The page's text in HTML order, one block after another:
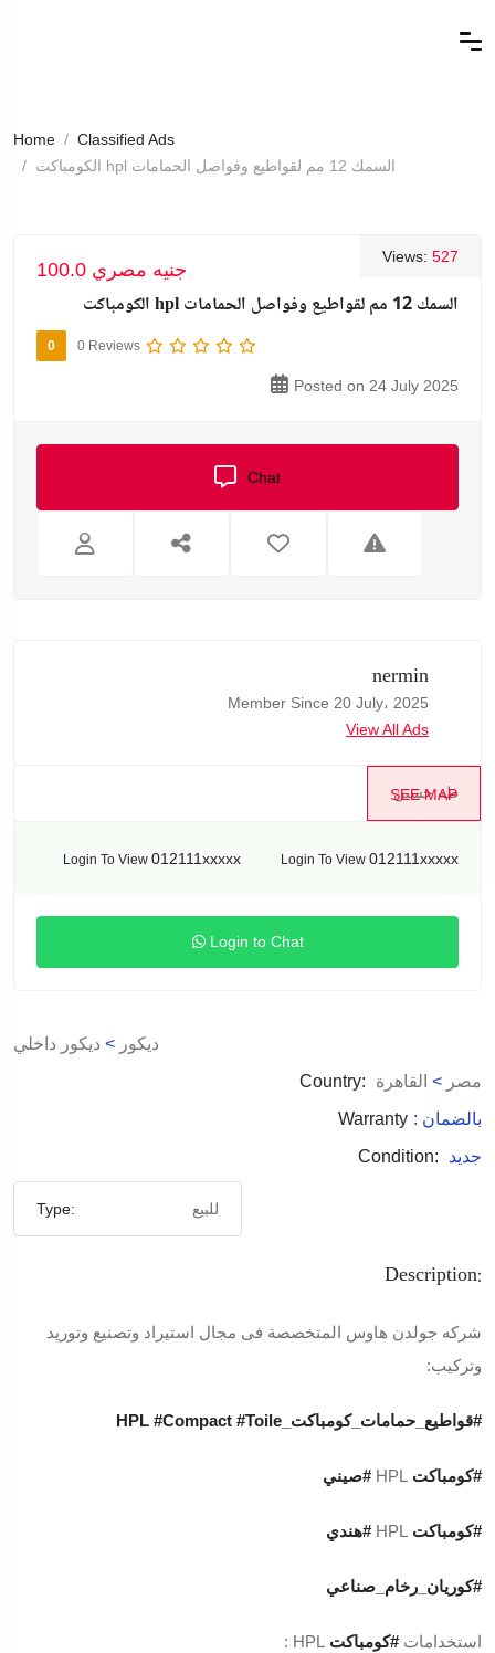
Home
Classified Ads
الكومباكت hpl السمك 12 مم لقواطيع وفواصل الحمامات
Views: 527
100.0 جنيه مصري
الكومباكت hpl السمك 12 مم لقواطيع وفواصل الحمامات
0 0 Reviews
Posted on 24 July 2025
Chat
nermin
Member Since 20 July، 2025
View All Ads
SEE MAP
طه حسين
Login To View 012111xxxxx Login To View 012111xxxxx
Login to Chat
ديكور > ديكور داخلي
Country:
مصر > القاهرة
Warranty
: بالضمان
Condition:
جديد
Type: للبيع
Description:
شركه جولدن هاوس المتخصصة فى مجال استيراد وتصنيع وتوريد
وتركيب:
#قواطيع_حمامات_كومباكت_HPL #Compact #Toile
#كومباكت #صيني
#كومباكت #هندي
#كوريان_رخام_صناعي
استخدامات #كومباكت